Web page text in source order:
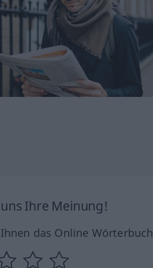
uns Ihre Meinung!
das Online